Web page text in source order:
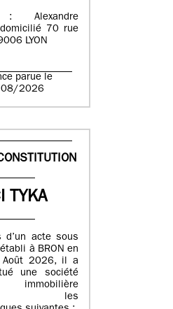
: Alexandre
domicilié 70 rue
LYON
parue le
2026
TYKA
d’un acte sous
à BRON en
2026, il a
une société
les